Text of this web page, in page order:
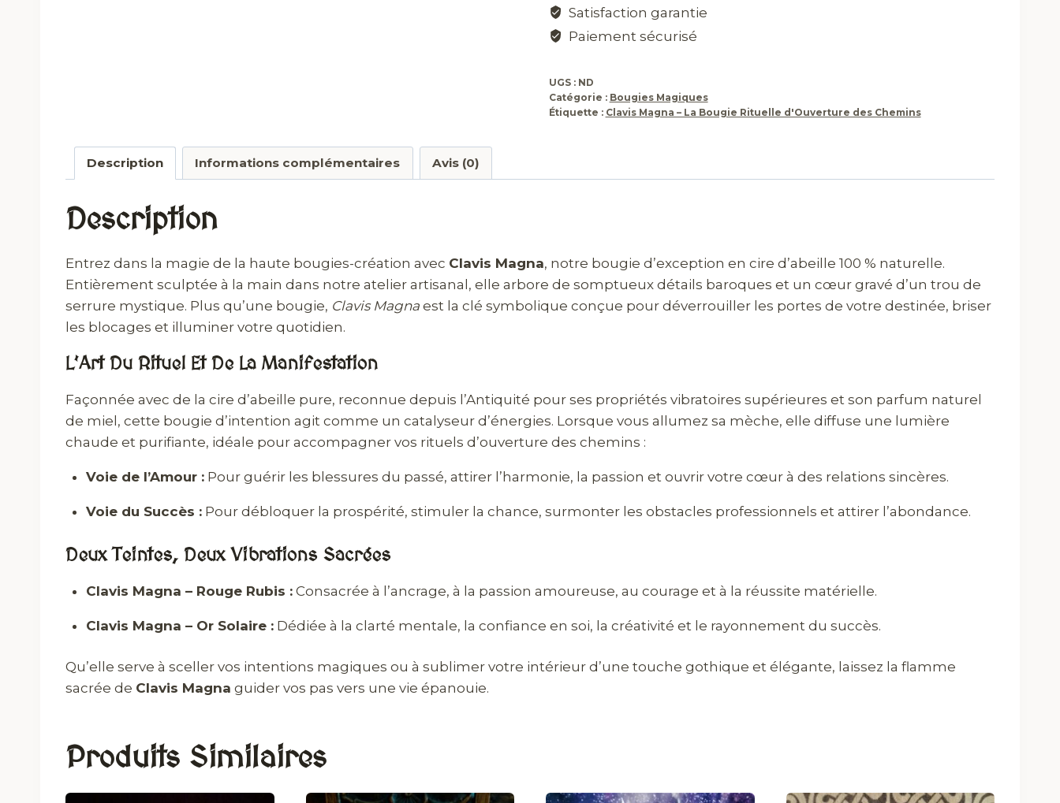
Bougie
Rituelle
Chemins
Satisfaction garantie
Paiement sécurisé
UGS : ND
Catégorie : Bougies Magiques
Étiquette : Clavis Magna – La Bougie Rituelle d'Ouverture des Chemins
Description Informations complémentaires Avis (0)
Description
Entrez dans la magie de la haute bougies-création avec Clavis Magna, notre bougie d’exception en cire d’abeille 100 % naturelle.
Entièrement sculptée à la main dans notre atelier artisanal, elle arbore de somptueux détails baroques et un cœur gravé d’un trou de
serrure mystique. Plus qu’une bougie, Clavis Magna est la clé symbolique conçue pour déverrouiller les portes de votre destinée, briser
les blocages et illuminer votre quotidien.
L’Art Du Rituel Et De La Manifestation
Façonnée avec de la cire d’abeille pure, reconnue depuis l’Antiquité pour ses propriétés vibratoires supérieures et son parfum naturel
de miel, cette bougie d’intention agit comme un catalyseur d’énergies. Lorsque vous allumez sa mèche, elle diffuse une lumière
chaude et purifiante, idéale pour accompagner vos rituels d’ouverture des chemins :
Voie de l’Amour :Pour guérir les blessures du passé, attirer l’harmonie, la passion et ouvrir votre cœur à des relations sincères.
Voie du Succès :Pour débloquer la prospérité, stimuler la chance, surmonter les obstacles professionnels et attirer l’abondance.
Deux Teintes, Deux Vibrations Sacrées
Clavis Magna – Rouge Rubis :Consacrée à l’ancrage, à la passion amoureuse, au courage et à la réussite matérielle.
Clavis Magna – Or Solaire :Dédiée à la clarté mentale, la confiance en soi, la créativité et le rayonnement du succès.
Qu’elle serve à sceller vos intentions magiques ou à sublimer votre intérieur d’une touche gothique et élégante, laissez la flamme
sacrée de Clavis Magna guider vos pas vers une vie épanouie.
Produits Similaires